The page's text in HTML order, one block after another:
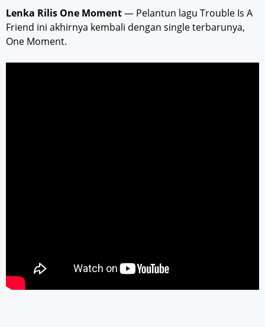
Lenka Rilis One Moment— Pelantun lagu Trouble Is A
Friend ini akhirnya kembali dengan single terbarunya,
One Moment.